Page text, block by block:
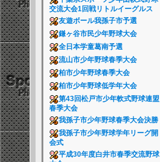
交流大会1回戦リトルイーグルス
友遊ボール我孫子市予選
鎌ヶ谷市民少年野球大会
全日本学童葛南予選
流山市少年野球春季大会
柏市少年野球春季大会
柏市少年野球低学年大会
第43回松戸市少年軟式野球連盟
春季大会
我孫子市少年野球春季大会決勝
我孫子市少年野球学年リーグ開
会式
平成30年度白井市春季交流野球